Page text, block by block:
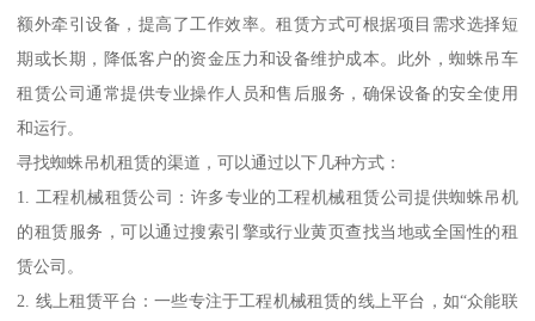
额外牵引设备，提高了工作效率。租赁方式可根据项目需求选择短
期或长期，降低客户的资金压力和设备维护成本。此外，蜘蛛吊车
租赁公司通常提供专业操作人员和售后服务，确保设备的安全使用
和运行。
寻找蜘蛛吊机租赁的渠道，可以通过以下几种方式：
1. 工程机械租赁公司：许多专业的工程机械租赁公司提供蜘蛛吊机
的租赁服务，可以通过搜索引擎或行业黄页查找当地或全国性的租
赁公司。
2. 线上租赁平台：一些专注于工程机械租赁的线上平台，如“众能联